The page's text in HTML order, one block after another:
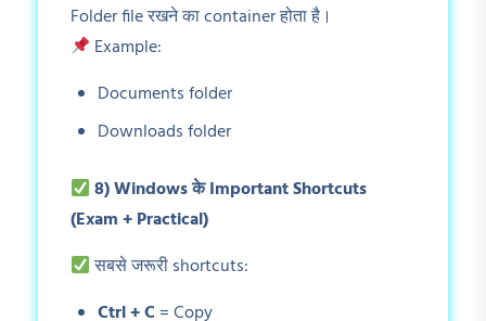
Folder file रखने का container होता है।
Example:
Documents folder
Downloads folder
8) Windowsके Important Shortcuts
(Exam + Practical)
सबसे जरूरी shortcuts:
Ctrl + C = Copy